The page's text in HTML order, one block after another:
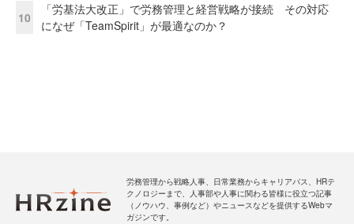
10
「労基法大改正」で労務管理と経営戦略が接続 その対応
になぜ「TeamSpirit」が最適なのか？
労務管理から戦略人事、日常業務からキャリアパス、HRテ
クノロジーまで、人事部や人事に関わる皆様に役立つ記事
（ノウハウ、事例など）やニュースなどを提供するWebマ
ガジンです。